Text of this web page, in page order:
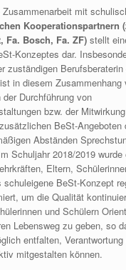
mit
Kooperationspartnern
Fa. Bosch, Fa. ZF) stellt
Konzeptes dar.
zuständigen
in diesem Zusammenhang
Durchführung von
bzw. der
BeSt-Angeboten
Abständen
Schuljahr 2018/2019
Eltern,
schuleigene BeSt-Konzept
um die Qualität
und Schülern
Lebensweg zu geben, so
entfalten, Verantwortung
mitgestalten können.